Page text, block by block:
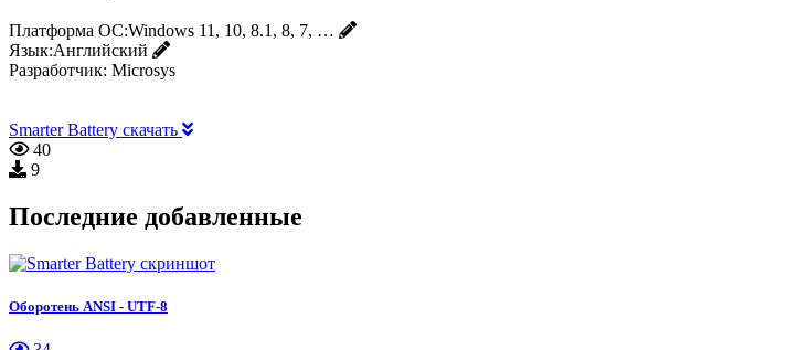
Платформа ОС:Windows 11, 10, 8.1, 8, 7, …
Язык:Английский
Разработчик: Microsys
Smarter Battery скачать
40
9
Последние добавленные
Оборотень ANSI - UTF-8